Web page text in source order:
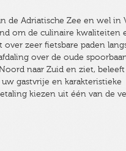
de Adriatische Zee en wel in
om de culinaire kwaliteiten
zeer fietsbare paden
over de oude
naar Zuid en ziet,
gastvrije en karakteristieke
kiezen uit één van de